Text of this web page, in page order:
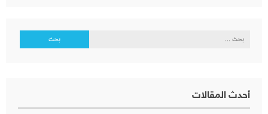
البحث
أحدث المقالات